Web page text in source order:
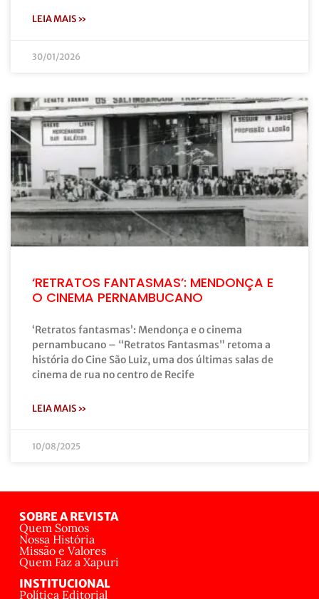
LEIA MAIS »
30/01/2026
‘RETRATOS FANTASMAS’: MENDONÇA E
O CINEMA PERNAMBUCANO
‘Retratos fantasmas’: Mendonça e o cinema
pernambucano – “Retratos Fantasmas” retoma a
história do Cine São Luiz, uma dos últimas salas de
cinema de rua no centro de Recife
LEIA MAIS »
10/08/2025
SOBRE A REVISTA
Quem Somos
Nossa História
Missão e Valores
Quem Faz a Xapuri
INSTITUCIONAL
Política Editorial